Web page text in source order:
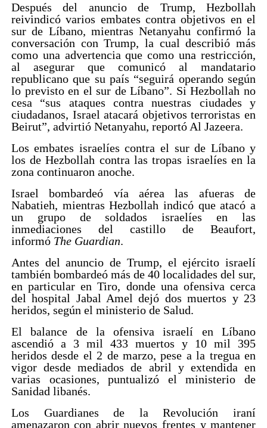
Después del anuncio de Trump, Hezbollah
reivindicó varios embates contra objetivos en el
sur de Líbano, mientras Netanyahu confirmó la
conversación con Trump, la cual describió más
como una advertencia que como una restricción,
al asegurar que comunicó al mandatario
republicano que su país “seguirá operando según
lo previsto en el sur de Líbano”. Si Hezbollah no
cesa “sus ataques contra nuestras ciudades y
ciudadanos, Israel atacará objetivos terroristas en
Beirut”, advirtió Netanyahu, reportó Al Jazeera.
Los embates israelíes contra el sur de Líbano y
los de Hezbollah contra las tropas israelíes en la
zona continuaron anoche.
Israel bombardeó vía aérea las afueras de
Nabatieh, mientras Hezbollah indicó que atacó a
un grupo de soldados israelíes en las
inmediaciones del castillo de Beaufort,
informó The Guardian.
Antes del anuncio de Trump, el ejército israelí
también bombardeó más de 40 localidades del sur,
en particular en Tiro, donde una ofensiva cerca
del hospital Jabal Amel dejó dos muertos y 23
heridos, según el ministerio de Salud.
El balance de la ofensiva israelí en Líbano
ascendió a 3 mil 433 muertos y 10 mil 395
heridos desde el 2 de marzo, pese a la tregua en
vigor desde mediados de abril y extendida en
varias ocasiones, puntualizó el ministerio de
Sanidad libanés.
Los Guardianes de la Revolución iraní
amenazaron con abrir nuevos frentes y mantener